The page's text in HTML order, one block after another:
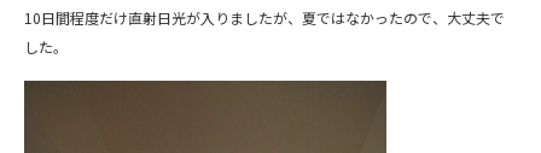
10日間程度だけ直射日光が入りましたが、夏ではなかったので、大丈夫で
した。